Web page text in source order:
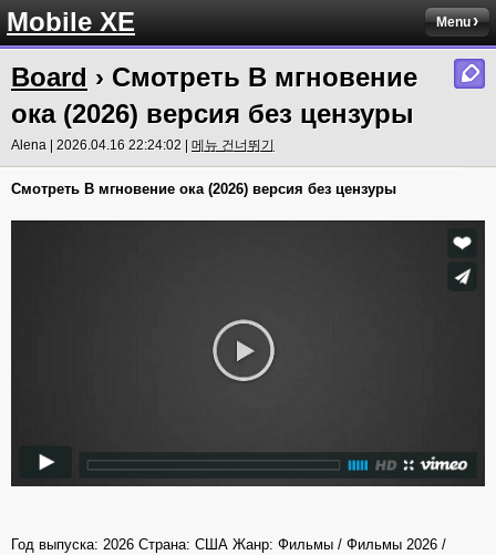
Mobile XE Menu
Board › Смотреть В мгновение
ока (2026) версия без цензуры
Alena | 2026.04.16 22:24:02 | 메뉴 건너뛰기
Смотреть В мгновение ока (2026) версия без цензуры
Год выпуска: 2026 Страна: США Жанр: Фильмы / Фильмы 2026 /